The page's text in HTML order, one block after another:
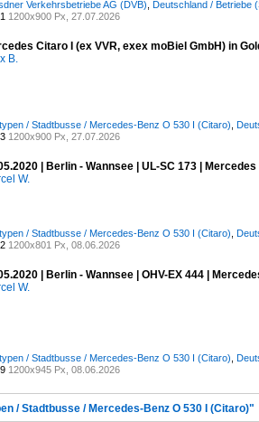
Verkehrsbetriebe AG (DVB) Deutschland / Betriebe
1200x900 Px, 27.07.2026
Citaro I (ex VVR, exex moBiel GmbH) in
B.
/ Stadtbusse / Mercedes-Benz O 530 I (Citaro)
1200x900 Px, 27.07.2026
| Berlin - Wannsee | UL-SC 173 | Mercedes
W.
/ Stadtbusse / Mercedes-Benz O 530 I (Citaro)
1200x801 Px, 08.06.2026
| Berlin - Wannsee | OHV-EX 444 |
W.
/ Stadtbusse / Mercedes-Benz O 530 I (Citaro)
1200x945 Px, 08.06.2026
/ Stadtbusse / Mercedes-Benz O 530 I (Citaro)"